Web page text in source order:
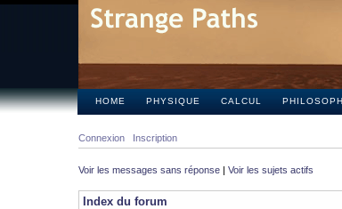
HOME PHYSIQUE CALCUL
Connexion Inscription
Voir les messages sans réponse | Voir les sujets actifs
Index du forum